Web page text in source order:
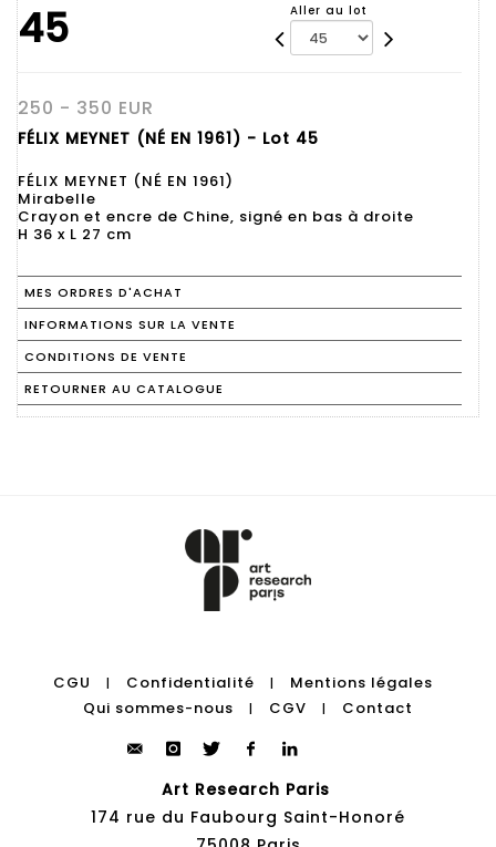
45 Aller au lot
250 - 350 EUR
FÉLIX MEYNET (NÉ EN 1961) - Lot 45
FÉLIX MEYNET (NÉ EN 1961)
Mirabelle
Crayon et encre de Chine, signé en bas à droite
H 36 x L 27 cm
MES ORDRES D'ACHAT
INFORMATIONS SUR LA VENTE
CONDITIONS DE VENTE
RETOURNER AU CATALOGUE
CGU | Confidentialité |
Mentions légales
Qui sommes-nous
| CGV | Contact
Art Research Paris
174 rue du Faubourg Saint-Honoré